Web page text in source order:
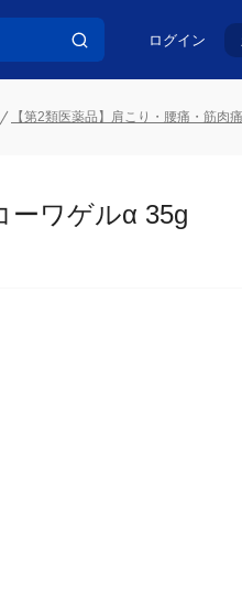
ログイン
【第2類医薬品】肩こり・腰痛・筋肉
ーワゲルα 35g